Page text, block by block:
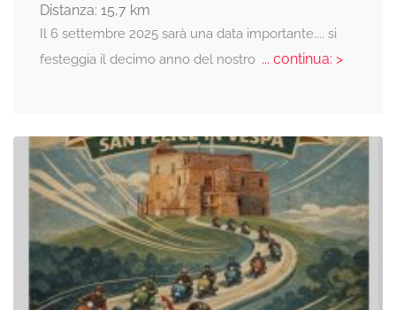
Distanza: 15,7 km
Il 6 settembre 2025 sarà una data importante.... si
festeggia il decimo anno del nostro... continua: >